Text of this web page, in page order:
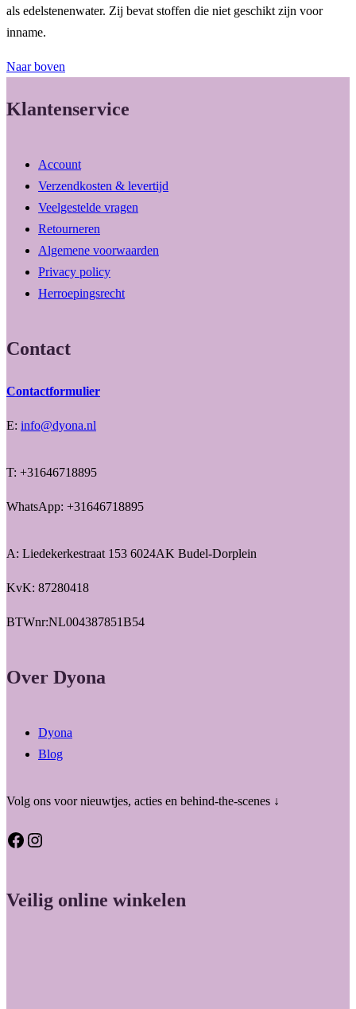
als edelstenenwater. Zij bevat stoffen die niet geschikt zijn voor
inname.
Naar boven
Klantenservice
Account
Verzendkosten & levertijd
Veelgestelde vragen
Retourneren
Algemene voorwaarden
Privacy policy
Herroepingsrecht
Contact
Contactformulier
E: info@dyona.nl
T: +31646718895
WhatsApp: +31646718895
A: Liedekerkestraat 153 6024AK Budel-Dorplein
KvK: 87280418
BTWnr:NL004387851B54
Over Dyona
Dyona
Blog
Volg ons voor nieuwtjes, acties en behind-the-scenes ↓
Facebook Instagram
Veilig online winkelen